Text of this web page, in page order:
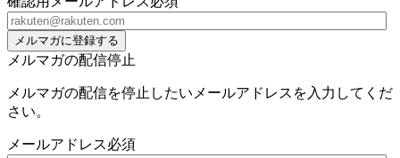
メルマガに登録する
メルマガの配信停止
メルマガの配信を停止したいメールアドレスを入力してくだ
さい。
メールアドレス必須